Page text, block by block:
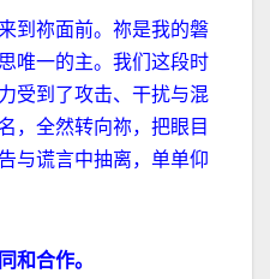
到祢面前。祢是我的磐
唯一的主。我们这段时
受到了攻击、干扰与混
，全然转向祢，把眼目
与谎言中抽离，单单仰
和合作。